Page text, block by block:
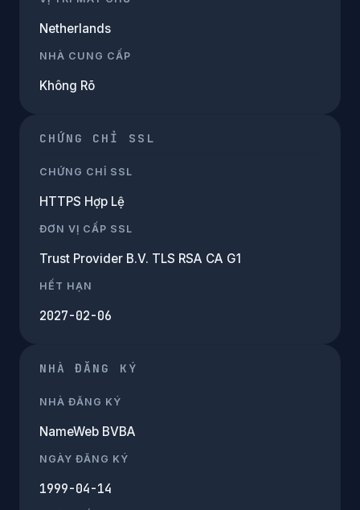
Netherlands
NHÀ CUNG CẤP
Không Rõ
CHỨNG CHỈ SSL
CHỨNG CHỈ SSL
HTTPS Hợp Lệ
ĐƠN VỊ CẤP SSL
Trust Provider B.V. TLS RSA CA G1
HẾT HẠN
2027-02-06
NHÀ ĐĂNG KÝ
NHÀ ĐĂNG KÝ
NameWeb BVBA
NGÀY ĐĂNG KÝ
1999-04-14